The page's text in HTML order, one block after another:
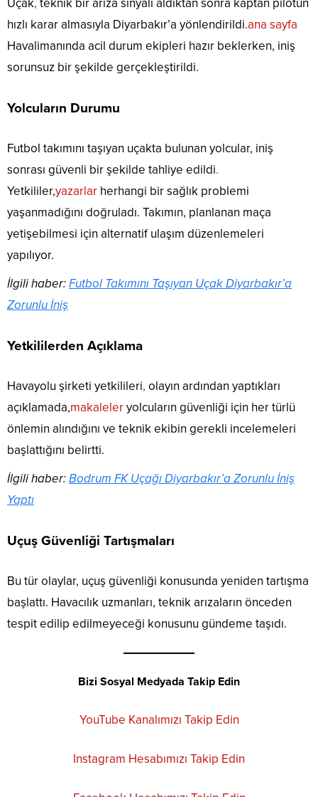
Uçak, teknik bir arıza sinyali aldıktan sonra kaptan pilotun
hızlı karar almasıyla Diyarbakır’a yönlendirildi.ana sayfa
Havalimanında acil durum ekipleri hazır beklerken, iniş
sorunsuz bir şekilde gerçekleştirildi.
Yolcuların Durumu
Futbol takımını taşıyan uçakta bulunan yolcular, iniş
sonrası güvenli bir şekilde tahliye edildi.
Yetkililer,yazarlar herhangi bir sağlık problemi
yaşanmadığını doğruladı. Takımın, planlanan maça
yetişebilmesi için alternatif ulaşım düzenlemeleri
yapılıyor.
İlgili haber:Futbol Takımını Taşıyan Uçak Diyarbakır’a
Zorunlu İniş
Yetkililerden Açıklama
Havayolu şirketi yetkilileri, olayın ardından yaptıkları
açıklamada,makaleleryolcuların güvenliği için her türlü
önlemin alındığını ve teknik ekibin gerekli incelemeleri
başlattığını belirtti.
İlgili haber:Bodrum FK Uçağı Diyarbakır’a Zorunlu İniş
Yaptı
Uçuş Güvenliği Tartışmaları
Bu tür olaylar, uçuş güvenliği konusunda yeniden tartışma
başlattı. Havacılık uzmanları, teknik arızaların önceden
tespit edilip edilmeyeceği konusunu gündeme taşıdı.
Bizi Sosyal Medyada Takip Edin
YouTube Kanalımızı Takip Edin
Instagram Hesabımızı Takip Edin